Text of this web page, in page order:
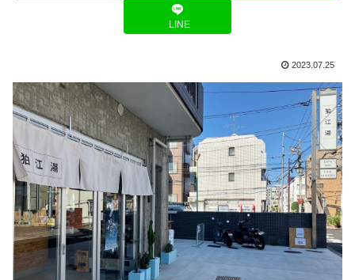
LINE
2023.07.25